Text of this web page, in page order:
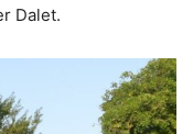
Dalet.